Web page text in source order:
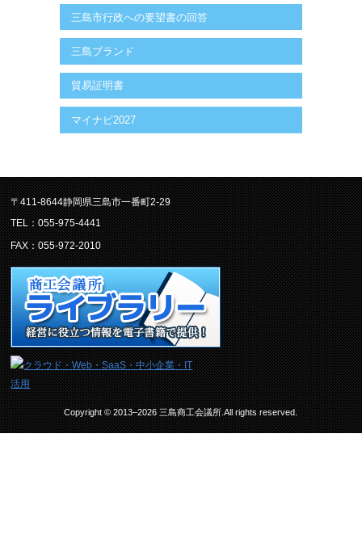
三島市行政への要望書の回答
三島ブランド
貿易証明書
マイナビ2027
〒411-8644静岡県三島市一番町2-29
TEL：055-975-4441
FAX：055-972-2010
Copyright © 2013–2026 三島商工会議所.All rights reserved.